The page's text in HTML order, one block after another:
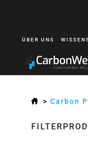
ÜBER UNS
>Carbon